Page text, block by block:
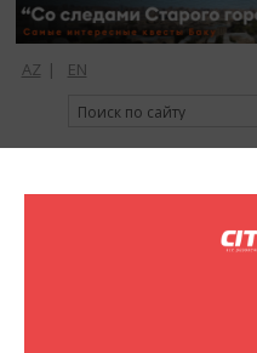
AZ | EN
регистрация